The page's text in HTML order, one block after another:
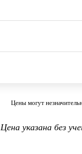
Цены могут
Цена указана без